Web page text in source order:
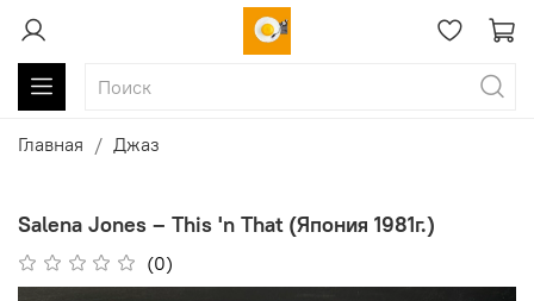
Главная Джаз
Salena Jones ‎– This 'n That (Япония 1981г.)
(0)